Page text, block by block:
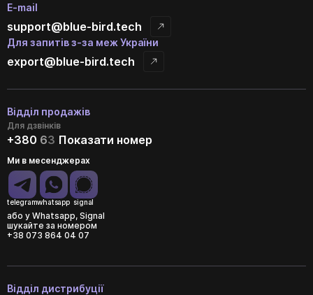
E-mail
support@blue-bird.tech
Для запитів з-за меж України
export@blue-bird.tech
Відділ продажів
Для дзвінків
+380 63 Показати номер
Ми в месенджерах
telegramwhatsapp signal
або у Whatsapp, Signal
шукайте за номером
+38 073 864 04 07
Відділ дистрибуції